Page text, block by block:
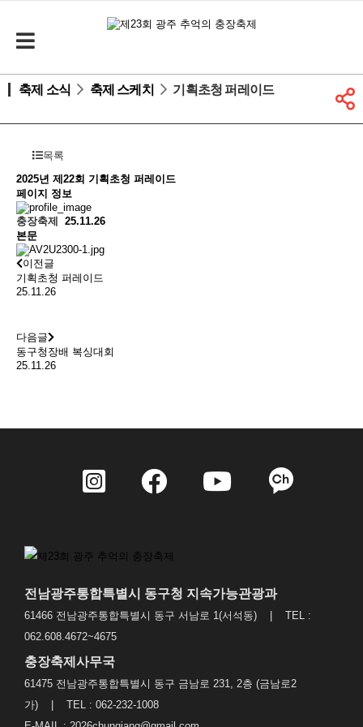
축제 소식 축제 스케치 기획초청 퍼레이드
목록
2025년 제22회 기획초청 퍼레이드
페이지 정보
충장축제
25.11.26
본문
이전글
기획초청 퍼레이드
25.11.26
다음글
동구청장배 복싱대회
25.11.26
전남광주통합특별시 동구청 지속가능관광과
61466 전남광주통합특별시 동구 서남로 1(서석동) | TEL :
062.608.4672~4675
충장축제사무국
61475 전남광주통합특별시 동구 금남로 231, 2층 (금남로2
가) | TEL : 062-232-1008